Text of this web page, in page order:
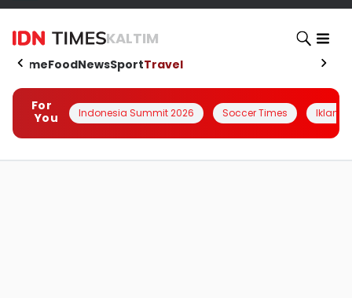
KALTIM
HomeFoodNewsSportTravel
For
You
Indonesia Summit 2026 Soccer Times Iklanin